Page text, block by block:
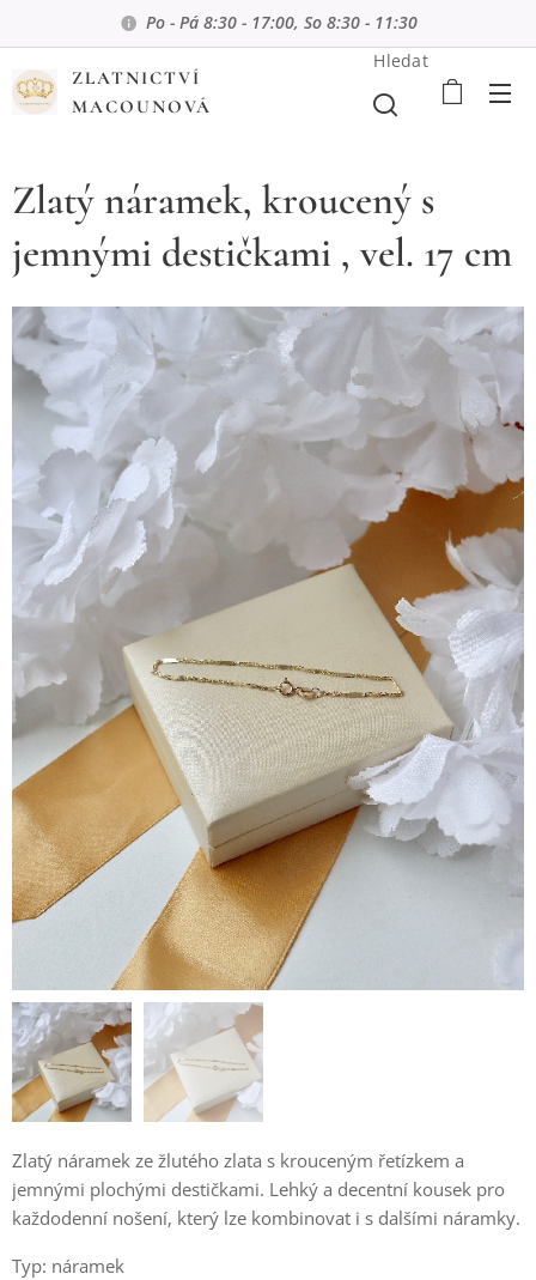
Po - Pá 8:30 - 17:00, So 8:30 - 11:30
ZLATNICTVÍ
MACOUNOVÁ
Hledat
Zlatý náramek, kroucený s
jemnými destičkami , vel. 17 cm
Zlatý náramek ze žlutého zlata s krouceným řetízkem a
jemnými plochými destičkami. Lehký a decentní kousek pro
každodenní nošení, který lze kombinovat i s dalšími náramky.
Typ: náramek